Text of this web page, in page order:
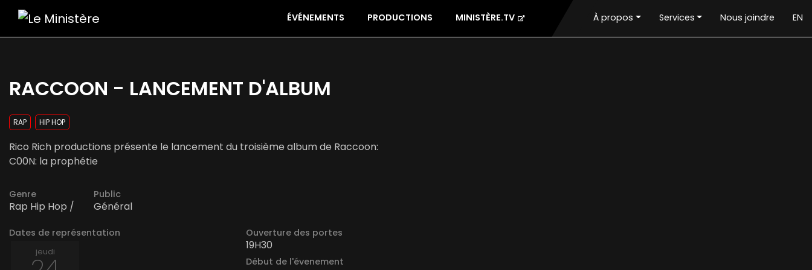
ÉVÉNEMENTS PRODUCTIONS MINISTÈRE.TV À propos Services Nous joindre EN
RACCOON - LANCEMENT D'ALBUM
RAP HIP HOP
Rico Rich productions présente le lancement du troisième album de Raccoon:
C00N: la prophétie
Genre
Rap Hip Hop /
Public
Général
Dates de représentation
jeudi
Ouverture des portes
19H30
Début de l'évenement